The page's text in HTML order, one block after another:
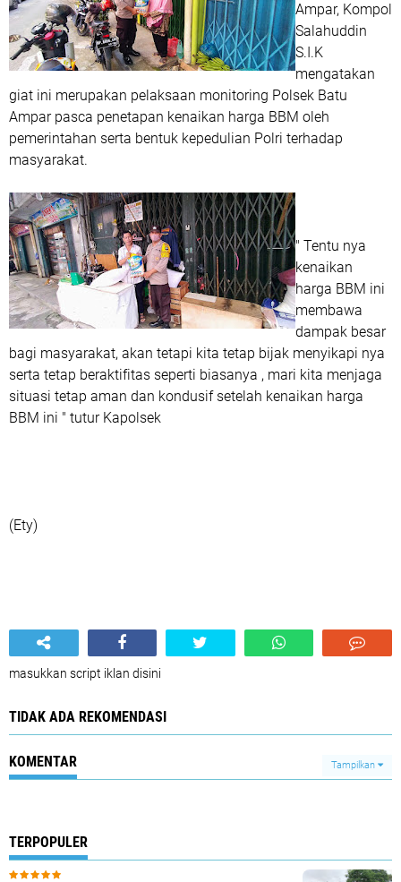
Ampar, Kompol
Salahuddin
S.I.K
mengatakan
giat ini merupakan pelaksaan monitoring Polsek Batu
Ampar pasca penetapan kenaikan harga BBM oleh
pemerintahan serta bentuk kepedulian Polri terhadap
masyarakat.
" Tentu nya
kenaikan
harga BBM ini
membawa
dampak besar
bagi masyarakat, akan tetapi kita tetap bijak menyikapi nya
serta tetap beraktifitas seperti biasanya , mari kita menjaga
situasi tetap aman dan kondusif setelah kenaikan harga
BBM ini " tutur Kapolsek
(Ety)
masukkan script iklan disini
TIDAK ADA REKOMENDASI
KOMENTAR Tampilkan
TERPOPULER